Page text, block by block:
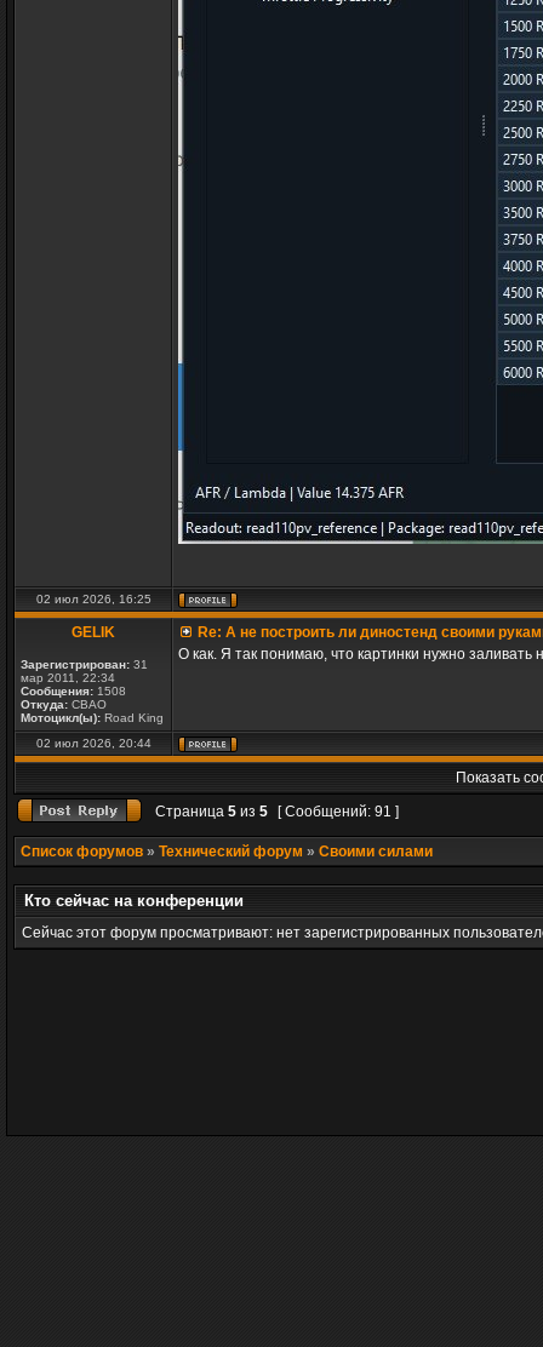
02 июл 2026, 16:25
GELIK
Зарегистрирован: 31
мар 2011, 22:34
Сообщения: 1508
Откуда: СВАО
Мотоцикл(ы): Road King
Re: А не построить ли диностенд своими
О как. Я так понимаю, что картинки нужно
02 июл 2026, 20:44
Показать
Страница 5 из 5 [ Сообщений: 91 ]
Список форумов » Технический форум » Своими силами
Кто сейчас на конференции
Сейчас этот форум просматривают: нет зарегистрированных